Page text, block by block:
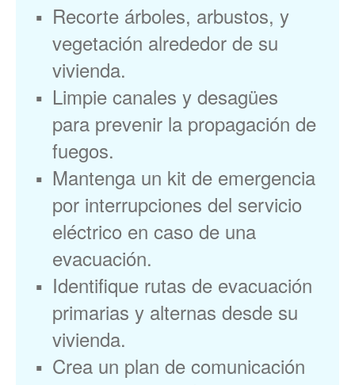
Recorte árboles, arbustos, y
vegetación alrededor de su
vivienda.
Limpie canales y desagües
para prevenir la propagación de
fuegos.
Mantenga un kit de emergencia
por interrupciones del servicio
eléctrico en caso de una
evacuación.
Identifique rutas de evacuación
primarias y alternas desde su
vivienda.
Crea un plan de comunicación